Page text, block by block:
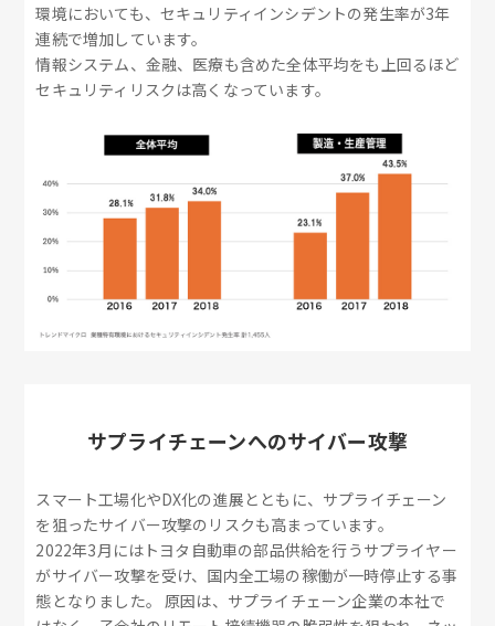
環境においても、セキュリティインシデントの発生率が3年
連続で増加しています。
情報システム、金融、医療も含めた全体平均をも上回るほど
セキュリティリスクは高くなっています。
サプライチェーンへのサイバー攻撃
スマート工場化やDX化の進展とともに、サプライチェーン
を狙ったサイバー攻撃のリスクも高まっています。
2022年3月にはトヨタ自動車の部品供給を行うサプライヤー
がサイバー攻撃を受け、国内全工場の稼働が一時停止する事
態となりました。 原因は、サプライチェーン企業の本社で